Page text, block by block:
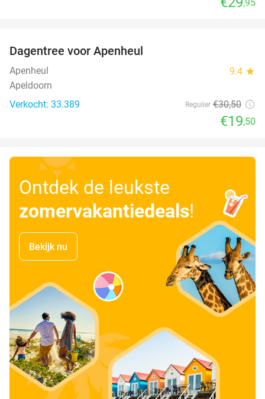
,95
Dagentree voor Apenheul
Apenheul 9.4 star
Apeldoorn
Verkocht: 33.389
Regulier €30,50
€19,50
Ontdek de leukste
zomervakantiedeals!
Bekijk nu